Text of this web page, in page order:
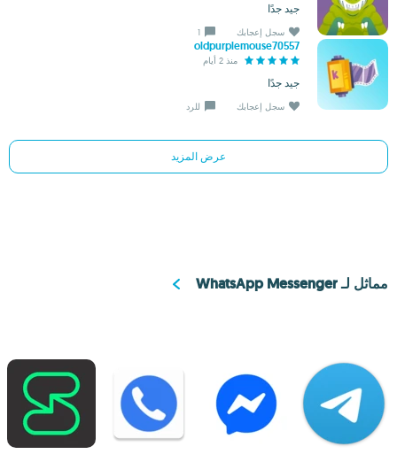
جيد جدًا
سجل إعجابك 1
oldpurplemouse70557
منذ 2 أيام
جيد جدًا
سجل إعجابك للرد
عرض المزيد
مماثل لـ WhatsApp Messenger